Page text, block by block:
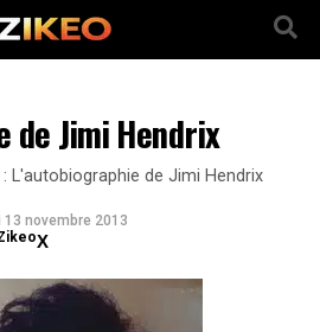
de Jimi Hendrix
L'autobiographie de Jimi Hendrix
novembre 2013